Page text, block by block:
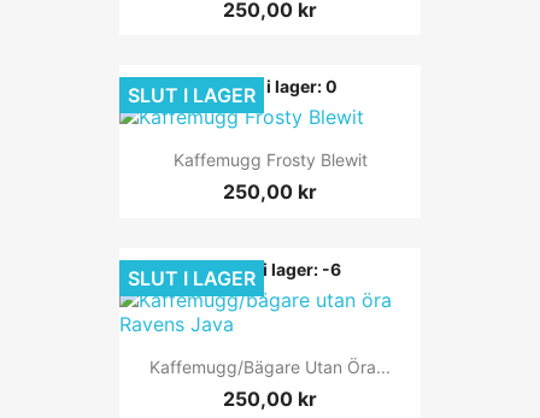
250,00 kr
Finns i lager: 0
Kaffemugg Frosty Blewit
250,00 kr
SLUT I LAGER
Finns i lager: -6
Kaffemugg/bägare Utan Öra...
250,00 kr
SLUT I LAGER